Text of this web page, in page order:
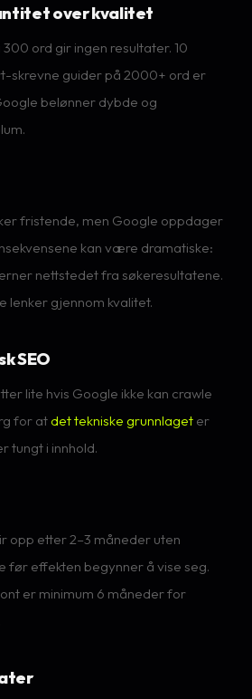
over kvalitet
ord gir ingen resultater. 10
skrevne guider på 2000+ ord er
belønner dybde og
fristende, men Google oppdager
kan være dramatiske:
nettstedet fra søkeresultatene.
lenker gjennom kvalitet.
SEO
lite hvis Google ikke kan crawle
for atdet tekniske grunnlaget er
tungt i innhold.
opp etter 2–3 måneder uten
før effekten begynner å vise seg.
er minimum 6 måneder for